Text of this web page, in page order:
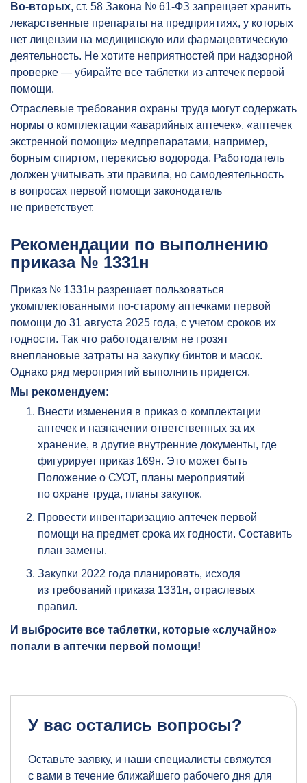
Во-вторых, ст. 58 Закона № 61-ФЗ запрещает хранить
лекарственные препараты на предприятиях, у которых
нет лицензии на медицинскую или фармацевтическую
деятельность. Не хотите неприятностей при надзорной
проверке — убирайте все таблетки из аптечек первой
помощи.
Отраслевые требования охраны труда могут содержать
нормы о комплектации «аварийных аптечек», «аптечек
экстренной помощи» медпрепаратами, например,
борным спиртом, перекисью водорода. Работодатель
должен учитывать эти правила, но самодеятельность
в вопросах первой помощи законодатель
не приветствует.
Рекомендации по выполнению
приказа № 1331н
Приказ № 1331н разрешает пользоваться
укомплектованными по-старому аптечками первой
помощи до 31 августа 2025 года, с учетом сроков их
годности. Так что работодателям не грозят
внеплановые затраты на закупку бинтов и масок.
Однако ряд мероприятий выполнить придется.
Мы рекомендуем:
Внести изменения в приказ о комплектации
аптечек и назначении ответственных за их
хранение, в другие внутренние документы, где
фигурирует приказ 169н. Это может быть
Положение о СУОТ, планы мероприятий
по охране труда, планы закупок.
Провести инвентаризацию аптечек первой
помощи на предмет срока их годности. Составить
план замены.
Закупки 2022 года планировать, исходя
из требований приказа 1331н, отраслевых
правил.
И выбросите все таблетки, которые «случайно»
попали в аптечки первой помощи!
У вас остались вопросы?
Оставьте заявку, и наши специалисты свяжутся
с вами в течение ближайшего рабочего дня для